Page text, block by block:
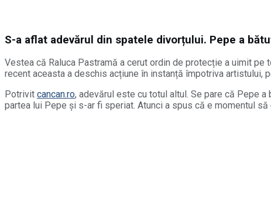
S-a aflat adevărul din spatele divorțului. Pepe a
Vestea că Raluca Pastramă a cerut ordin de protecție a uimit
recent aceasta a deschis acțiune în instanță împotriva artistului,
Potrivit cancan.ro, adevărul este cu totul altul. Se pare că Pepe
partea lui Pepe și s-ar fi speriat. Atunci a spus că e momentul